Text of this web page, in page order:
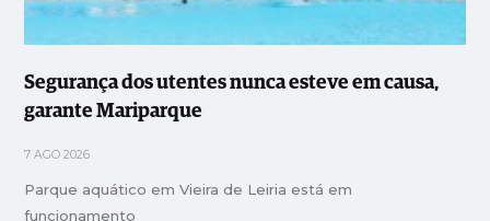
Segurança dos utentes nunca esteve em causa,
garante Mariparque
7 AGO 2026
Parque aquático em Vieira de Leiria está em
funcionamento